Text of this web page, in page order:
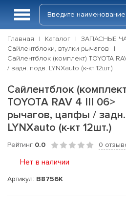
Главная Каталог ЗАПАСНЫЕ
Сайлентблоки, втулки рычагов
Сайлентблок (комплект) TOYOTA
/ задн. подв. LYNXauto (к-кт 12шт.)
Сайлентблок
TOYOTA RAV 4 III 06>
рычагов, цапфы /
LYNXauto (к-кт 12шт.)
Рейтинг 0.0 0
Нет в наличии
Артикул: B8756K